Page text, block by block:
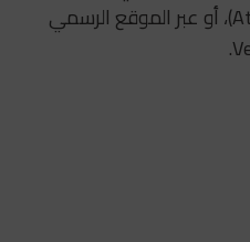
كورب” (Attijari Finances Corp)، أو عبر الموقع الرسمي